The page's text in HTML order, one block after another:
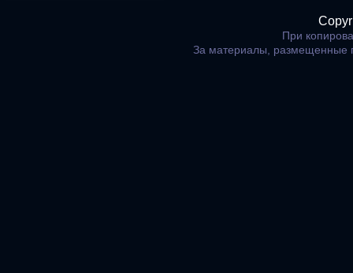
При
За материалы, размещенные